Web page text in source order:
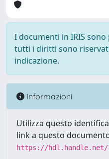
I documenti in IRIS
tutti i diritti sono
indicazione.
Informazioni
Utilizza questo
link a questo
https://hdl.handle.net/